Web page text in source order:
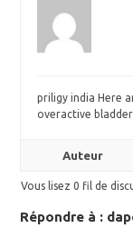
priligy india Here
overactive
Auteur
Vous lisez 0 fil de
Répondre à :